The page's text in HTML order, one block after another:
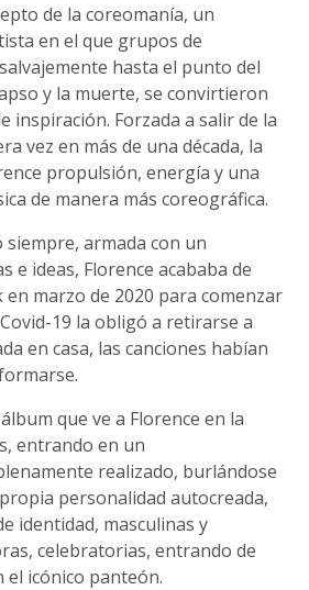
de la coreomanía, un
en el que grupos de
hasta el punto del
y la muerte, se convirtieron
inspiración. Forzada a salir de la
vez en más de una década, la
propulsión, energía y una
de manera más coreográfica.
siempre, armada con un
e ideas, Florence acababa de
marzo de 2020 para comenzar
19 la obligó a retirarse a
en casa, las canciones habían
que ve a Florence en la
entrando en un
realizado, burlándose
personalidad autocreada,
identidad, masculinas y
celebratorias, entrando de
el icónico panteón.